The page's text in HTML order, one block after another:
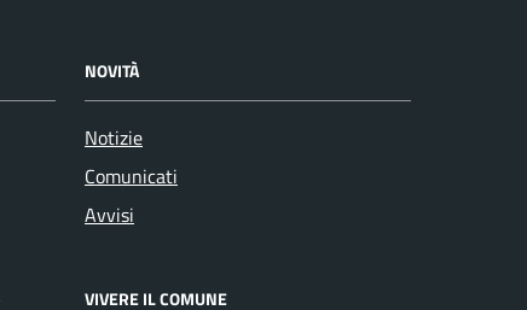
NOVITÀ
Notizie
Comunicati
Avvisi
VIVERE IL COMUNE